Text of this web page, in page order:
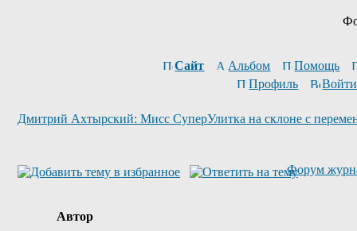
Сайт Альбом
Помощь
Профиль
Дмитрий Ахтырский: Мисс СуперУлитка на склоне с
Форум
Автор